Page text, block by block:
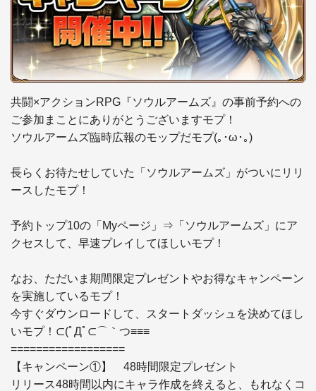
共闘×アクションRPG『ソウルアームズ』の事前予約への
ご参加まことにありがとうございますモプ！
ソウルアームズ臨時広報のモップだモプ(｡･ω･｡)
長らくお待たせしていた「ソウルアームズ」がついにリリ
ースしたモプ！
予約トップ10の「Myページ」⇒「ソウルアームズ」にア
クセスして、早速プレイしてほしいモプ！
なお、ただいま期間限定プレゼントやお得なキャンペーン
を実施しているモプ！
今すぐダウンロードして、スタートダッシュを決めてほし
いモプ！⊂(ﾟДﾟ⊂⌒｀つ≡≡≡
==================
【キャンペーン①】　48時間限定プレゼント
リリース48時間以内にキャラ作成を終えると、もれなくコ